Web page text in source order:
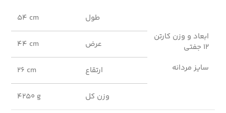
ابعاد و وزن کارتن
12 جفتی
سایز مردانه
طول 54 cm
عرض 44 cm
ارتقاع 26 cm
وزن کل 4250 g